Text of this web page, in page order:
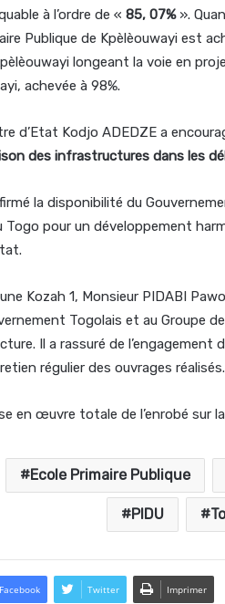
à l’ordre de « 85, 07%».
Publique de Kpèlèouwayi est
longeant la voie en
achevée à 98%.
d’Etat Kodjo ADEDZE a
des infrastructures dans les
la disponibilité du
Togo pour un développement
Kozah 1, Monsieur PIDABI
Togolais et au Groupe
Il a rassuré de l’engagement
régulier des ouvrages réalisés.
en œuvre totale de l’enrobé sur
Ecole Primaire Publique
PIDU
Facebook Twitter Imprimer